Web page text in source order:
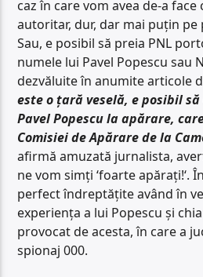
caz în care vom avea de-a
autoritar, dur, dar mai puțin pe
Sau, e posibil să preia PNL
numele lui Pavel Popescu sau
dezvăluite în anumite articole
este o țară veselă, e posibil
Pavel Popescu la apărare,
Comisiei de Apărare de la
afirmă amuzată jurnalista,
ne vom simți ‘foarte apărați!‘.
perfect îndreptățite având în
experiența a lui Popescu și
provocat de acesta, în care a
spionaj 000.